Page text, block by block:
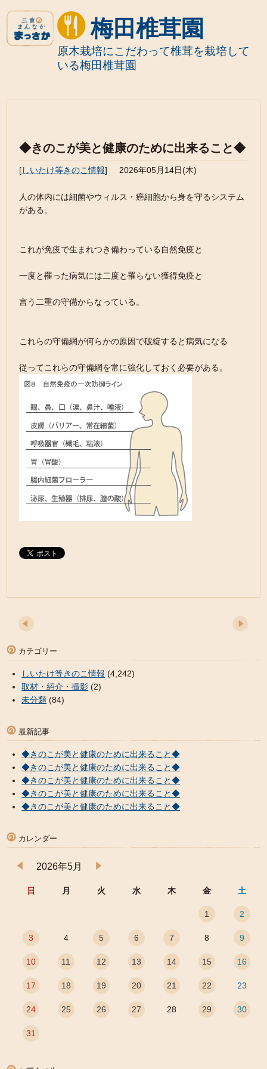
梅田椎茸園
原木栽培にこだわって椎茸を栽培して
いる梅田椎茸園
◆きのこが美と健康のために出来ること◆
[しいたけ等きのこ情報] 2026年05月14日(木)
人の体内には細菌やウィルス・癌細胞から身を守るシステム
がある。
これが免疫で生まれつき備わっている自然免疫と
一度と罹った病気には二度と罹らない獲得免疫と
言う二重の守備からなっている。
これらの守備網が何らかの原因で破綻すると病気になる
従ってこれらの守備網を常に強化しておく必要がある。
カテゴリー
しいたけ等きのこ情報 (4,242)
取材・紹介・撮影 (2)
未分類 (84)
最新記事
◆きのこが美と健康のために出来ること◆
◆きのこが美と健康のために出来ること◆
◆きのこが美と健康のために出来ること◆
◆きのこが美と健康のために出来ること◆
◆きのこが美と健康のために出来ること◆
カレンダー
2026年5月
日 月 火 水 木 金 土
1 2
3 4 5 6 7 8 9
10 11 12 13 14 15 16
17 18 19 20 21 22 23
24 25 26 27 28 29 30
31